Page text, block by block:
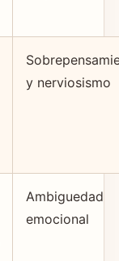
y nerviosismo
Ambiguedad
emocional